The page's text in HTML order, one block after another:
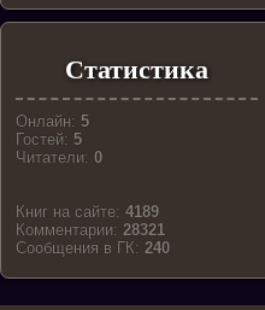
Статистика
Онлайн: 5
Гостей: 5
Читатели:0
Книг на сайте:4189
Комментарии:28321
Cообщения в ГК:240